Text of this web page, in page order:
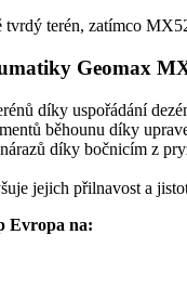
terén, zatímco
Geomax
díky uspořádání
běhounu díky
díky bočnicím z
jejich přilnavost a
Evropa na: